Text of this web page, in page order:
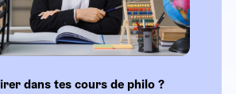
dans tes cours de philo ?